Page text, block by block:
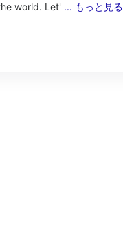
world. Let' ... もっと見る